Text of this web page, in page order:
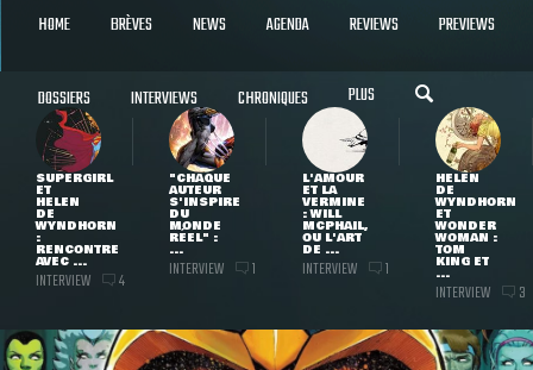
HOME BRÈVES NEWS AGENDA REVIEWS PREVIEWS
DOSSIERS INTERVIEWS CHRONIQUES PLUS
SUPERGIRL
ET
HELEN
DE
WYNDHORN
:
RENCONTRE
AVEC ...
INTERVIEW 4
"CHAQUE
AUTEUR
S'INSPIRE
DU
MONDE
RÉEL" :
...
INTERVIEW 1
L'AMOUR
ET LA
VERMINE
: WILL
MCPHAIL,
OU L'ART
DE ...
INTERVIEW 1
HELEN
DE
WYNDHORN
ET
WONDER
WOMAN :
TOM
KING ET
...
INTERVIEW 3